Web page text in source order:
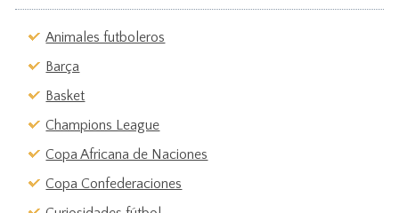
Animales futboleros
Barça
Basket
Champions League
Copa Africana de Naciones
Copa Confederaciones